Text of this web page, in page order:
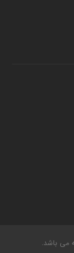
می باشد.